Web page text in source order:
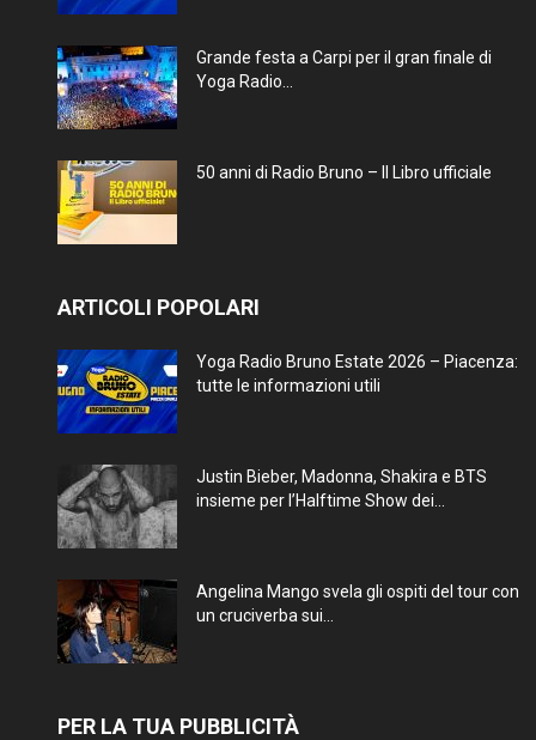
Grande festa a Carpi per il gran finale di
Yoga Radio...
50 anni di Radio Bruno – Il Libro ufficiale
ARTICOLI POPOLARI
Yoga Radio Bruno Estate 2026 – Piacenza:
tutte le informazioni utili
Justin Bieber, Madonna, Shakira e BTS
insieme per l’Halftime Show dei...
Angelina Mango svela gli ospiti del tour con
un cruciverba sui...
PER LA TUA PUBBLICITÀ